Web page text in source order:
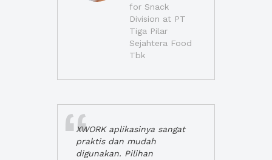
for Snack
Division at PT
Tiga Pilar
Sejahtera Food
Tbk
XWORK aplikasinya sangat
praktis dan mudah
digunakan. Pilihan